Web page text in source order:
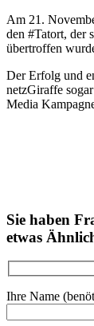
Am 21.
den #Tatort, der
übertroffen
Der Erfolg und
netzGiraffe
Media
Sie haben
etwas
Ihre Name